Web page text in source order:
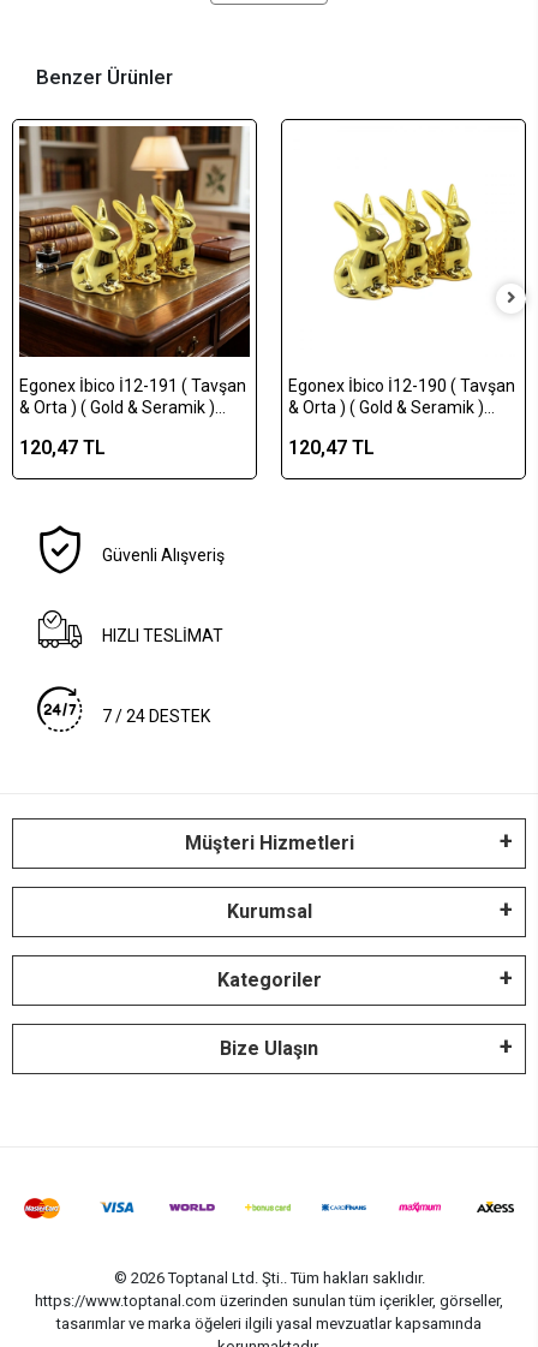
Benzer Ürünler
Egonex İbico İ12-191 ( Tavşan
& Orta ) ( Gold & Seramik )
Eşyası*12x12
120,47 TL
Egonex İbico İ12-190 ( Tavşan
& Orta ) ( Gold & Seramik )
Eşyası*12x16
120,47 TL
Güvenli Alışveriş
HIZLI TESLİMAT
7 / 24 DESTEK
Müşteri Hizmetleri
Kurumsal
Kategoriler
Bize Ulaşın
© 2026 Toptanal Ltd. Şti.. Tüm hakları saklıdır.
https://www.toptanal.com üzerinden sunulan tüm içerikler, görseller,
tasarımlar ve marka öğeleri ilgili yasal mevzuatlar kapsamında